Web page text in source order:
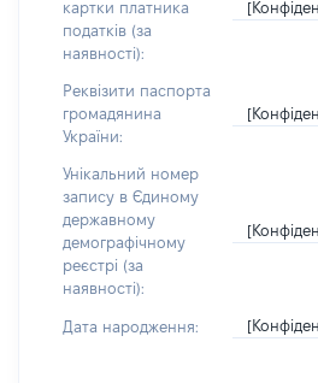
картки платника
податків (за
наявності):
Реквізити паспорта
громадянина
України:
Унікальний номер
запису в Єдиному
державному
демографічному
реєстрі (за
наявності):
Дата народження: